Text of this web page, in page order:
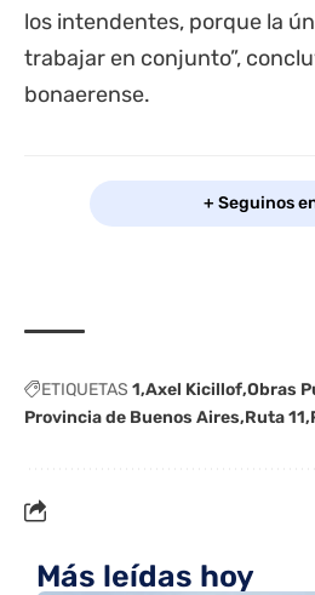
los intendentes, porque la
trabajar en conjunto”,
bonaerense.
+ Seguinos
ETIQUETAS 1 Axel Kicillof Obras
Provincia de Buenos Aires Ruta 11
Más leídas hoy